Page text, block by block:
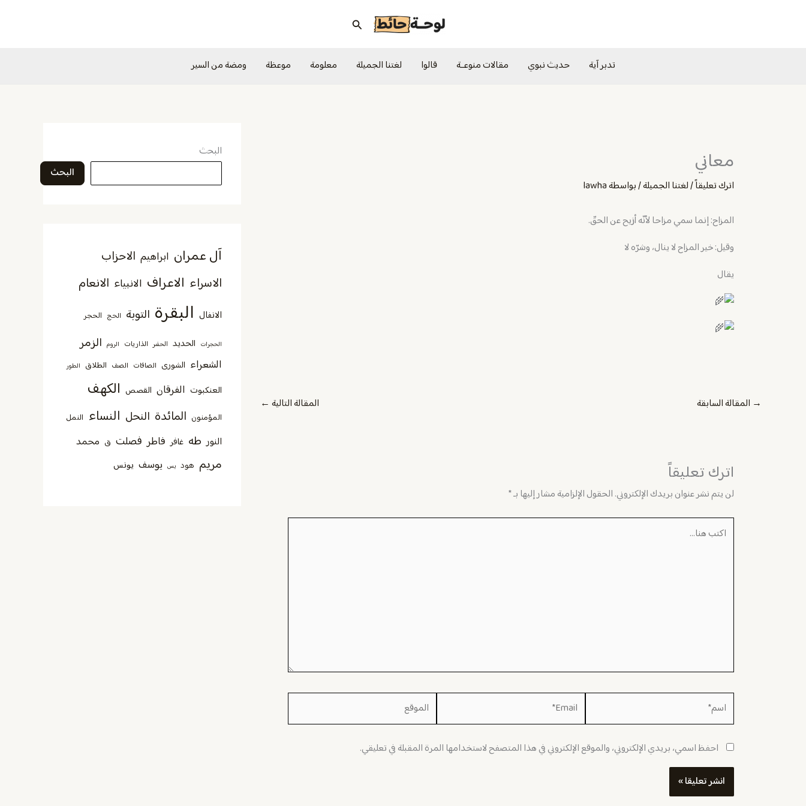
البحث
تدبر آية حديث نبوي مقالات منوعــة قالوا لغتنا الجميلة معلومة موعظة ومضة من السير
معاني
اترك تعليقاً/لغتنا الجميلة/ بواسطةlawha
المزاح: إنما سمي مزاحا لأنّه أزيح عن الحقّ.
وقيل: خير المزاح لا ينال، وشرّه لا
يقال
→ المقالة السابقة المقالة التالية ←
اترك تعليقاً
لن يتم نشر عنوان بريدك الإلكتروني.الحقول الإلزامية مشار إليها بـ*
اكتب
اسم* Email* الموقع
احفظ اسمي، بريدي الإلكتروني، والموقع الإلكتروني في هذا المتصفح لاستخدامها المرة المقبلة في تعليقي.
البحث
البحث
آل عمران ابراهيم الاحزاب
الاسراء الاعراف الانبياء الانعام
الانفال البقرة التوبة الحج الحجر
الحجرات الحديد الحشر الذاريات الروم الزمر
الشعراء الشورى الصافات الصف الطلاق الطور
العنكبوت الفرقان القصص الكهف
المؤمنون المائدة النحل النساء النمل
النور طه غافر فاطر فصلت ق محمد
مريم هود يس يوسف يونس